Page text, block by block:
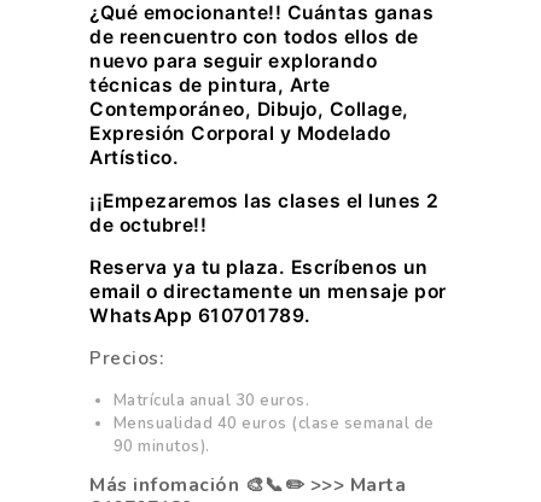
¿Qué emocionante!! Cuántas ganas
de reencuentro con todos ellos de
nuevo para seguir explorando
técnicas de pintura, Arte
Contemporáneo, Dibujo, Collage,
Expresión Corporal y Modelado
Artístico.
¡¡Empezaremos las clases el lunes 2
de octubre!!
Reserva ya tu plaza. Escríbenos un
email o directamente un mensaje por
WhatsApp 610701789.
Precios:
Matrícula anual 30 euros.
Mensualidad 40 euros (clase semanal de
90 minutos).
Más infomación 🎨📞✏️ >>> Marta